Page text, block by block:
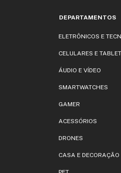
DEPARTAMENTOS
ELETRÔNICOS E
CELULARES E
ÁUDIO E VÍDEO
SMARTWATCHES
GAMER
ACESSÓRIOS
DRONES
CASA E DECORAÇÃO